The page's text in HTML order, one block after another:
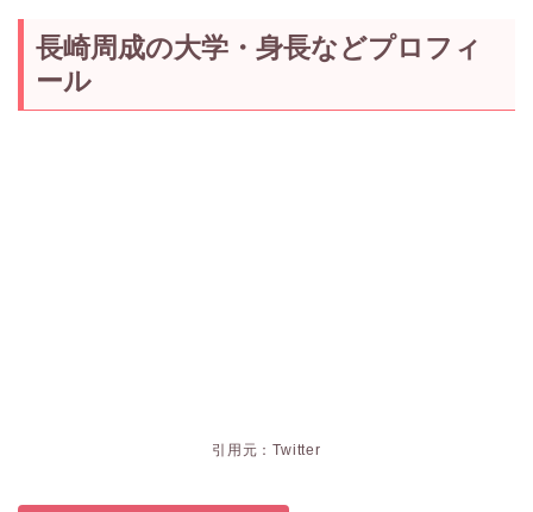
長崎周成の大学・身長などプロフィ
ール
引用元：Twitter